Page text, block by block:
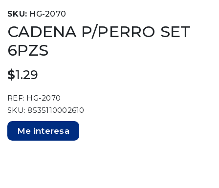
SKU: HG-2070
CADENA P/PERRO SET
6PZS
$1.29
REF: HG-2070
SKU: 8535110002610
Me interesa